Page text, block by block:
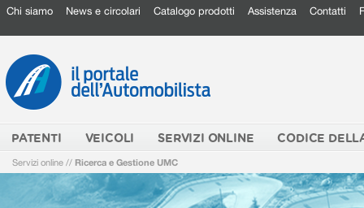
Chi siamo News e circolari Catalogo prodotti Assistenza Contatti
PATENTI VEICOLI SERVIZI ONLINE CODICE
Servizi online // Ricerca e Gestione UMC